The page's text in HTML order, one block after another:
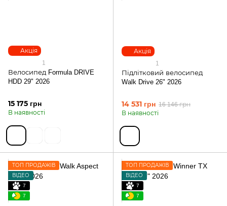
Акція
1
Велосипед Formula DRIVE
HDD 29" 2026
15 175 грн
В наявності
Акція
1
Підлітковий велосипед
Walk Drive 26" 2026
14 531 грн 16 146 грн
В наявності
ТОП ПРОДАЖІВ
ВІДЕО
7
7
ТОП ПРОДАЖІВ
ВІДЕО
7
7